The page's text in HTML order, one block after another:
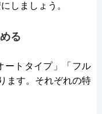
しましょう。
る
ートタイプ」「フル
ます。それぞれの特